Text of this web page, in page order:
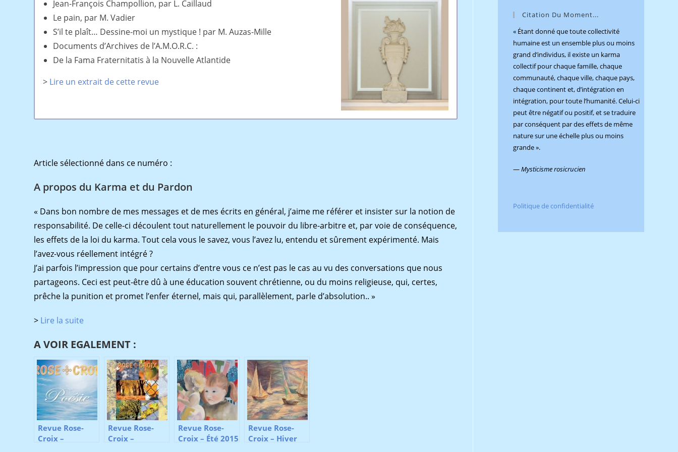
Jean-François Champollion, par L. Caillaud
Le pain, par M. Vadier
S’il te plaît… Dessine-moi un mystique ! par M. Auzas-Mille
Documents d’Archives de l’A.M.O.R.C. :
De la Fama Fraternitatis à la Nouvelle Atlantide
> Lire un extrait de cette revue
Article sélectionné dans ce numéro :
A propos du Karma et du Pardon
« Dans bon nombre de mes messages et de mes écrits en général, j’aime me référer et insister sur la notion de
responsabilité. De celle-ci découlent tout naturellement le pouvoir du libre-arbitre et, par voie de conséquence,
les effets de la loi du karma. Tout cela vous le savez, vous l’avez lu, entendu et sûrement expérimenté. Mais
l’avez-vous réellement intégré ?
J’ai parfois l’impression que pour certains d’entre vous ce n’est pas le cas au vu des conversations que nous
partageons. Ceci est peut-être dû à une éducation souvent chrétienne, ou du moins religieuse, qui, certes,
prêche la punition et promet l’enfer éternel, mais qui, parallèlement, parle d’absolution.. »
> Lire la suite
A VOIR EGALEMENT :
Revue Rose-
Croix –
Revue Rose-
Croix –
Revue Rose-
Croix – Été 2015
Revue Rose-
Croix – Hiver
Citation Du Moment...
« Étant donné que toute collectivité
humaine est un ensemble plus ou moins
grand d’individus, il existe un karma
collectif pour chaque famille, chaque
communauté, chaque ville, chaque pays,
chaque continent et, d’intégration en
intégration, pour toute l’humanité. Celui-ci
peut être négatif ou positif, et se traduire
par conséquent par des effets de même
nature sur une échelle plus ou moins
grande ».
—Mysticisme rosicrucien
Politique de confidentialité